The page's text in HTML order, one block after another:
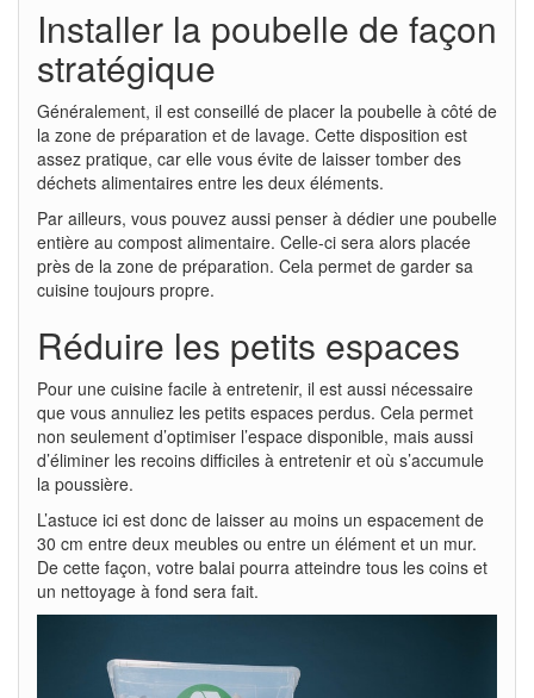
Installer la poubelle de façon
stratégique
Généralement, il est conseillé de placer la poubelle à côté de
la zone de préparation et de lavage. Cette disposition est
assez pratique, car elle vous évite de laisser tomber des
déchets alimentaires entre les deux éléments.
Par ailleurs, vous pouvez aussi penser à dédier une poubelle
entière au compost alimentaire. Celle-ci sera alors placée
près de la zone de préparation. Cela permet de garder sa
cuisine toujours propre.
Réduire les petits espaces
Pour une cuisine facile à entretenir, il est aussi nécessaire
que vous annuliez les petits espaces perdus. Cela permet
non seulement d’optimiser l’espace disponible, mais aussi
d’éliminer les recoins difficiles à entretenir et où s’accumule
la poussière.
L’astuce ici est donc de laisser au moins un espacement de
30 cm entre deux meubles ou entre un élément et un mur.
De cette façon, votre balai pourra atteindre tous les coins et
un nettoyage à fond sera fait.